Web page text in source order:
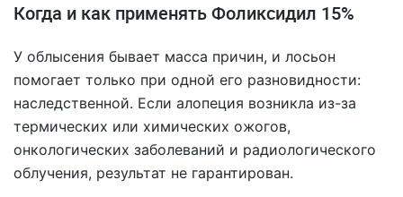
Когда и как применять Фоликсидил 15%
У облысения бывает масса причин, и лосьон
помогает только при одной его разновидности:
наследственной. Если алопеция возникла из-за
термических или химических ожогов,
онкологических заболеваний и радиологического
облучения, результат не гарантирован.